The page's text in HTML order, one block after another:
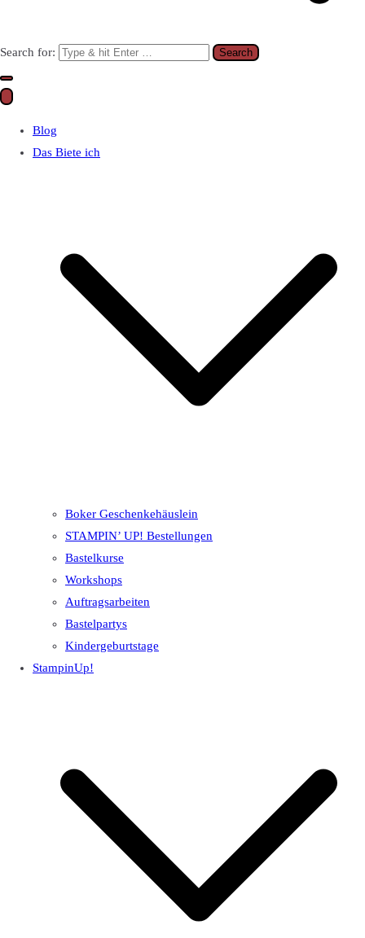
Search for:
Blog
Das Biete ich
Boker Geschenkehäuslein
STAMPIN’ UP! Bestellungen
Bastelkurse
Workshops
Auftragsarbeiten
Bastelpartys
Kindergeburtstage
StampinUp!